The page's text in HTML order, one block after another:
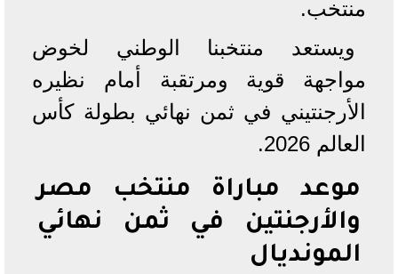
منتخب.
ويستعد منتخبنا الوطني لخوض
مواجهة قوية ومرتقبة أمام نظيره
الأرجنتيني في ثمن نهائي بطولة كأس
العالم 2026.
موعد مباراة منتخب مصر
والأرجنتين في ثمن نهائي
المونديال